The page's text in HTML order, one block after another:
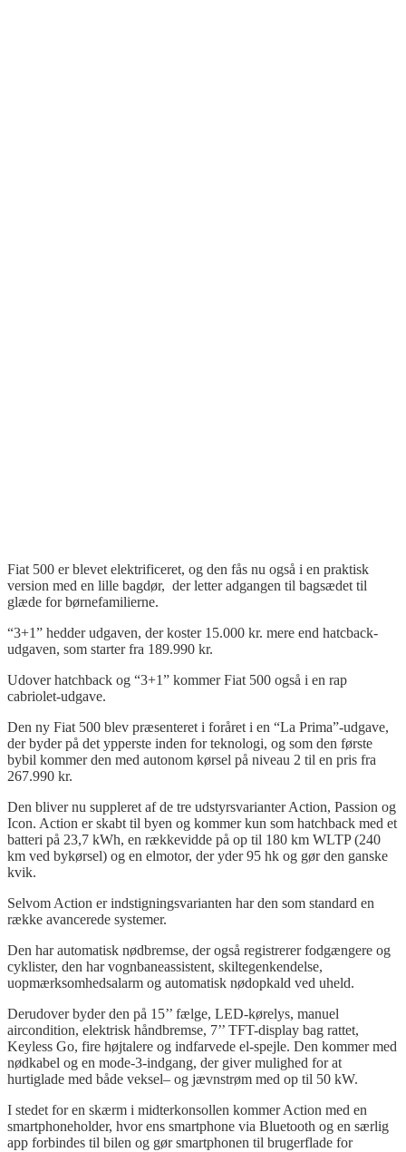
Fiat 500 erblevet elektrificeret, og den fås nu også i en praktisk
version med en lille bagdør, derletter adgangen til bagsædet til
glæde forbørnefamilierne.
“3+1” hedder udgaven, der koster 15.000 kr. mere end hatcback-
udgaven, som starterfra 189.990 kr.
Udover hatchback og “3+1” kommerFiat 500 også i en rap
cabriolet-udgave.
Den ny Fiat 500 blev præsenteret i foråret i en “La Prima”-udgave,
derbyder på det ypperste inden forteknologi, og som den første
bybil kommerden med autonom kørsel på niveau 2 til en pris fra
267.990 kr.
Den bliver nu suppleret afde tre udstyrsvarianterAction, Passion og
Icon. Action erskabt til byen og kommerkun som hatchback med et
batteri på 23,7 kWh, en rækkevidde på op til 180 km WLTP (240
km ved bykørsel) og en elmotor, deryder95 hk og gørden ganske
kvik.
Selvom Action erindstigningsvarianten har den som standard en
række avancerede systemer.
Den harautomatisk nødbremse, derogså registrerer fodgængere og
cyklister, den harvognbaneassistent, skiltegenkendelse,
uopmærksomhedsalarm og automatisk nødopkald ved uheld.
Derudover byderden på 15’’ fælge, LED-kørelys, manuel
aircondition, elektrisk håndbremse, 7’’ TFT-display bag rattet,
Keyless Go, fire højtalere og indfarvede el-spejle. Den kommer med
nødkabel og en mode-3-indgang, der giver mulighed forat
hurtiglade med både veksel– og jævnstrøm med op til 50 kW.
I stedet for en skærm i midterkonsollen kommerAction med en
smartphoneholder, hvor ens smartphone via Bluetooth og en særlig
app forbindes til bilen og gør smartphonen til brugerflade for